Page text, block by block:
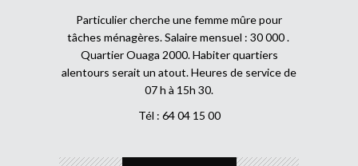
Particulier cherche une femme mûre pour
tâches ménagères. Salaire mensuel : 30 000 .
Quartier Ouaga 2000. Habiter quartiers
alentours serait un atout. Heures de service de
07 h à 15h 30.
Tél : 64 04 15 00